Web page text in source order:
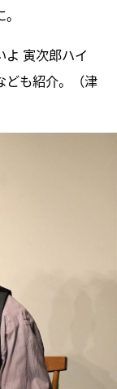
寅次郎ハイ
ども紹介。（津